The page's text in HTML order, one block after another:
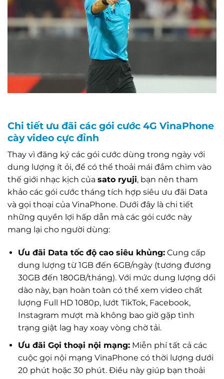
Chi tiết ưu đãi các gói cước 4G VinaPhone
cày video cực đỉnh
Thay vì đăng ký các gói cước dùng trong ngày với
dung lượng ít ỏi, để có thể thoải mái đắm chìm vào
thế giới nhạc kịch của sato ryuji, bạn nên tham
khảo các gói cước tháng tích hợp siêu ưu đãi Data
và gọi thoại của VinaPhone. Dưới đây là chi tiết
những quyền lợi hấp dẫn mà các gói cước này
mang lại cho người dùng:
Ưu đãi Data tốc độ cao siêu khủng:Cung cấp
dung lượng từ 1GB đến 6GB/ngày (tương đương
30GB đến 180GB/tháng). Với mức dung lượng dồi
dào này, bạn hoàn toàn có thể xem video chất
lượng Full HD 1080p, lướt TikTok, Facebook,
Instagram mượt mà không bao giờ gặp tình
trạng giật lag hay xoay vòng chờ tải.
Ưu đãi Gọi thoại nội mạng:Miễn phí tất cả các
cuộc gọi nội mạng VinaPhone có thời lượng dưới
20 phút hoặc 30 phút. Điều này giúp bạn thoải